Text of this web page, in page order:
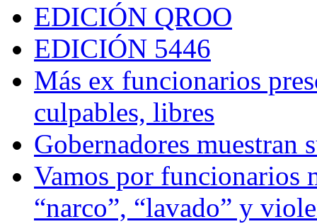
EDICIÓN QROO
EDICIÓN 5446
Más ex funcionarios
culpables, libres
Gobernadores muestran
Vamos por funcionarios
“narco”, “lavado” y